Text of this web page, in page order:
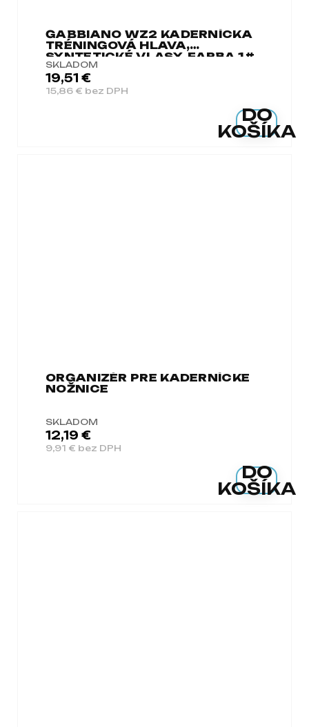
GABBIANO WZ2 KADERNÍCKA
TRÉNINGOVÁ HLAVA,
SYNTETICKÉ VLASY, FARBA 1#,
DĹŽKA 24"
SKLADOM
15,86 € bez DPH
19,51 €
DO
KOŠÍKA
ORGANIZÉR PRE KADERNÍCKE
NOŽNICE
SKLADOM
9,91 € bez DPH
12,19 €
DO
KOŠÍKA